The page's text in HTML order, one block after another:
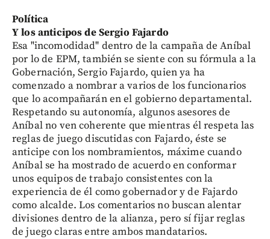
Política
Y los anticipos de Sergio Fajardo
Esa "incomodidad" dentro de la campaña de Aníbal
por lo de EPM, también se siente con su fórmula a la
Gobernación, Sergio Fajardo, quien ya ha
comenzado a nombrar a varios de los funcionarios
que lo acompañarán en el gobierno departamental.
Respetando su autonomía, algunos asesores de
Aníbal no ven coherente que mientras él respeta las
reglas de juego discutidas con Fajardo, éste se
anticipe con los nombramientos, máxime cuando
Aníbal se ha mostrado de acuerdo en conformar
unos equipos de trabajo consistentes con la
experiencia de él como gobernador y de Fajardo
como alcalde. Los comentarios no buscan alentar
divisiones dentro de la alianza, pero sí fijar reglas
de juego claras entre ambos mandatarios.